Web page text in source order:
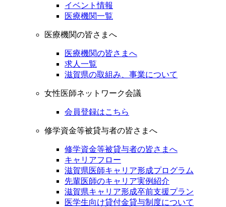
イベント情報
医療機関一覧
医療機関の皆さまへ
医療機関の皆さまへ
求人一覧
滋賀県の取組み、事業について
女性医師ネットワーク会議
会員登録はこちら
修学資金等被貸与者の皆さまへ
修学資金等被貸与者の皆さまへ
キャリアフロー
滋賀県医師キャリア形成プログラム
先輩医師のキャリア実例紹介
滋賀県キャリア形成卒前支援プラン
医学生向け貸付金貸与制度について